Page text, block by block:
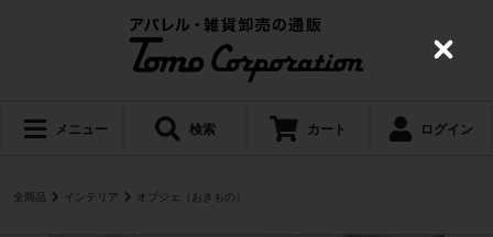
メニュー 検索 カート ログイン
全商品 インテリア オブジェ（おきもの）
C